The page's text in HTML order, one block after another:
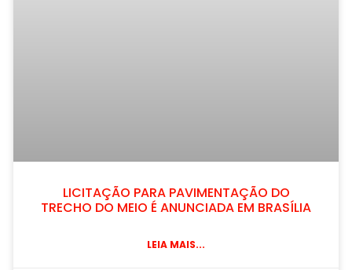
LICITAÇÃO PARA PAVIMENTAÇÃO DO
TRECHO DO MEIO É ANUNCIADA EM BRASÍLIA
LEIA MAIS...